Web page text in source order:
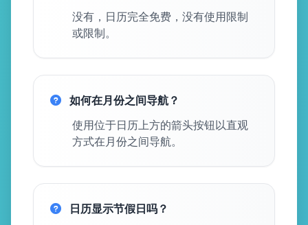
没有，日历完全免费，没有使用限制
或限制。
如何在月份之间导航？
使用位于日历上方的箭头按钮以直观
方式在月份之间导航。
日历显示节假日吗？